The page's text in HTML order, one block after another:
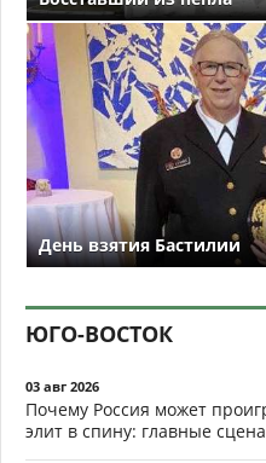
День взятия Бастилии
ЮГО-ВОСТОК
03 авг 2026
Почему Россия может
элит в спину: главные